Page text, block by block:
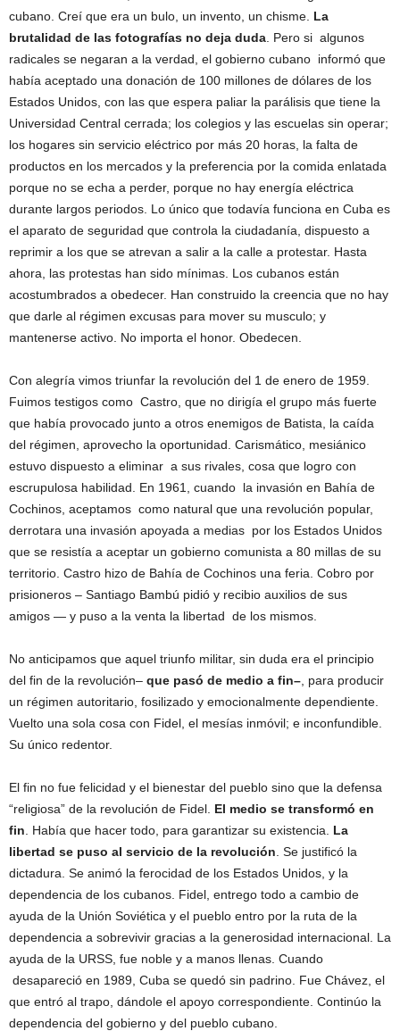
cubano. Creí que era un bulo, un invento, un chisme. La
brutalidad de las fotografías no deja duda . Pero si algunos
radicales se negaran a la verdad, el gobierno cubano informó que
había aceptado una donación de 100 millones de dólares de los
Estados Unidos, con las que espera paliar la parálisis que tiene la
Universidad Central cerrada; los colegios y las escuelas sin operar;
los hogares sin servicio eléctrico por más 20 horas, la falta de
productos en los mercados y la preferencia por la comida enlatada
porque no se echa a perder, porque no hay energía eléctrica
durante largos periodos. Lo único que todavía funciona en Cuba es
el aparato de seguridad que controla la ciudadanía, dispuesto a
reprimir a los que se atrevan a salir a la calle a protestar. Hasta
ahora, las protestas han sido mínimas. Los cubanos están
acostumbrados a obedecer. Han construido la creencia que no hay
que darle al régimen excusas para mover su musculo; y
mantenerse activo. No importa el honor. Obedecen.
Con alegría vimos triunfar la revolución del 1 de enero de 1959.
Fuimos testigos como Castro, que no dirigía el grupo más fuerte
que había provocado junto a otros enemigos de Batista, la caída
del régimen, aprovecho la oportunidad. Carismático, mesiánico
estuvo dispuesto a eliminar a sus rivales, cosa que logro con
escrupulosa habilidad. En 1961, cuando la invasión en Bahía de
Cochinos, aceptamos como natural que una revolución popular,
derrotara una invasión apoyada a medias por los Estados Unidos
que se resistía a aceptar un gobierno comunista a 80 millas de su
territorio. Castro hizo de Bahía de Cochinos una feria. Cobro por
prisioneros – Santiago Bambú pidió y recibio auxilios de sus
amigos — y puso a la venta la libertad de los mismos.
No anticipamos que aquel triunfo militar, sin duda era el principio
del fin de la revolución– que pasó de medio a fin– , para producir
un régimen autoritario, fosilizado y emocionalmente dependiente.
Vuelto una sola cosa con Fidel, el mesías inmóvil; e inconfundible.
Su único redentor.
El fin no fue felicidad y el bienestar del pueblo sino que la defensa
“religiosa” de la revolución de Fidel. El medio se transformó en
fin . Había que hacer todo, para garantizar su existencia. La
libertad se puso al servicio de la revolución . Se justificó la
dictadura. Se animó la ferocidad de los Estados Unidos, y la
dependencia de los cubanos. Fidel, entrego todo a cambio de
ayuda de la Unión Soviética y el pueblo entro por la ruta de la
dependencia a sobrevivir gracias a la generosidad internacional. La
ayuda de la URSS, fue noble y a manos llenas. Cuando
desapareció en 1989, Cuba se quedó sin padrino. Fue Chávez, el
que entró al trapo, dándole el apoyo correspondiente. Continúo la
dependencia del gobierno y del pueblo cubano.